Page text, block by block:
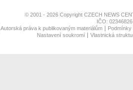
© 2001 - 2026 Copyright CZECH NEWS
IČO:
Autorská práva k publikovaným materiálům
Nastavení soukromí
Vlastnická